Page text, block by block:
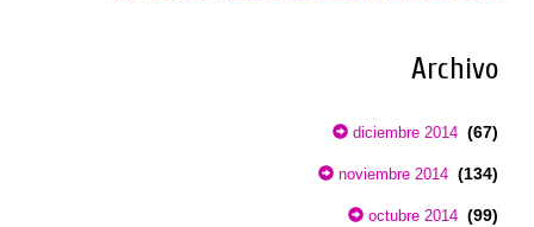
Archivo
diciembre 2014 (67)
noviembre 2014 (134)
octubre 2014 (99)